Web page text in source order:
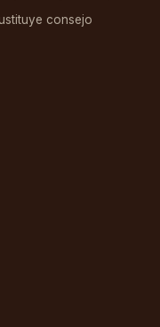
consejo